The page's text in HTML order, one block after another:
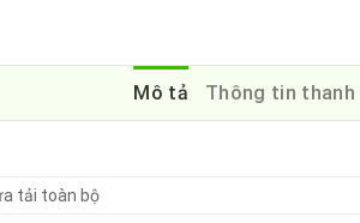
Mô tả Thông tin thanh
tải toàn bộ